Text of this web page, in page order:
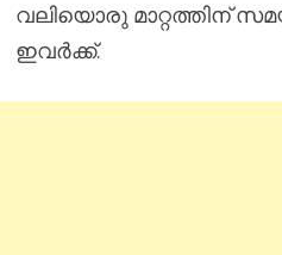
വലിയൊരു മാറ്റത്തിന്
ഇവർക്ക്.